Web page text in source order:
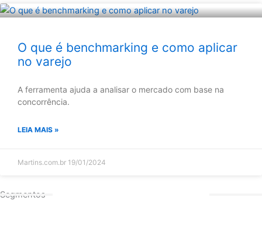
O que é benchmarking e como aplicar
no varejo
A ferramenta ajuda a analisar o mercado com base na
concorrência.
LEIA MAIS »
Martins.com.br 19/01/2024
Segmentos